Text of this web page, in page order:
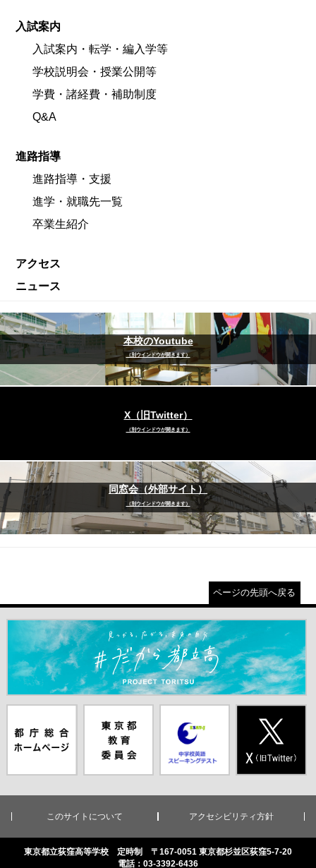
入試案内
入試案内・転学・編入学等
学校説明会・授業公開等
学費・諸経費・補助制度
Q&A
進路指導
進路指導・支援
進学・就職先一覧
卒業生紹介
アクセス
ニュース
本校のYoutube
（別ウインドウが開きます）
X（旧Twitter）
（別ウインドウが開きます）
同窓会（外部サイト）
（別ウインドウが開きます）
ページの先頭へ戻る
＃だから都立高（別ウインドウが開きます）
ムページ（別
ウインドウが
員会（別ウイ
ンドウが開き
ピーキングテ
スト（別ウイ
ンドウが開き
（別ウインド
ウが開きま
す）
このサイトについて アクセシビリティ方針
東京都立荻窪高等学校 定時制 〒167-0051 東京都杉並区荻窪5-7-20
電話：03-3392-6436